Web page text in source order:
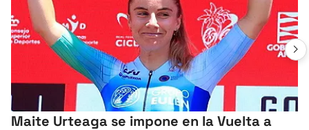
Maite Urteaga se impone en la Vuelta a